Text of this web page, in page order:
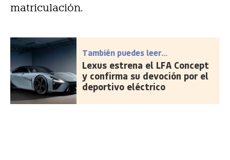
matriculación.
También puedes leer...
Lexus estrena el LFA Concept
y confirma su devoción por el
deportivo eléctrico